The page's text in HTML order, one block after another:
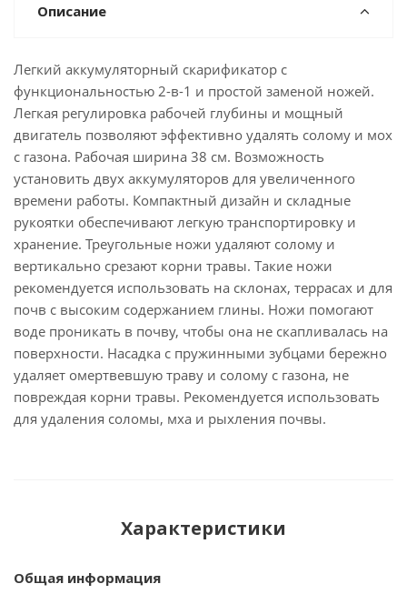
Описание
Легкий аккумуляторный скарификатор с
функциональностью 2-в-1 и простой заменой ножей.
Легкая регулировка рабочей глубины и мощный
двигатель позволяют эффективно удалять солому и мох
с газона. Рабочая ширина 38 см. Возможность
установить двух аккумуляторов для увеличенного
времени работы. Компактный дизайн и складные
рукоятки обеспечивают легкую транспортировку и
хранение. Треугольные ножи удаляют солому и
вертикально срезают корни травы. Такие ножи
рекомендуется использовать на склонах, террасах и для
почв с высоким содержанием глины. Ножи помогают
воде проникать в почву, чтобы она не скапливалась на
поверхности. Насадка с пружинными зубцами бережно
удаляет омертвевшую траву и солому с газона, не
повреждая корни травы. Рекомендуется использовать
для удаления соломы, мха и рыхления почвы.
Характеристики
Общая информация